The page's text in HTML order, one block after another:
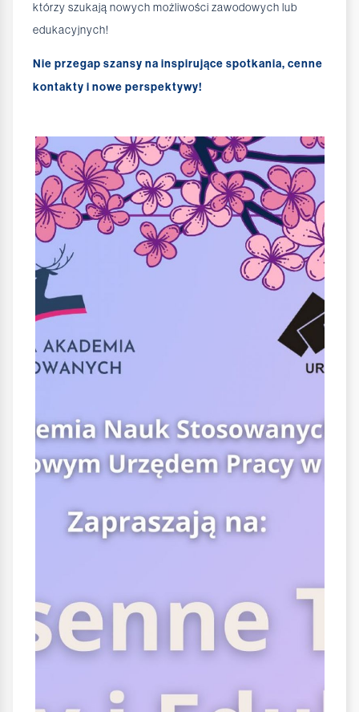
którzy szukają nowych możliwości zawodowych lub
edukacyjnych!
Nie przegap szansy na inspirujące spotkania, cenne
kontakty i nowe perspektywy!